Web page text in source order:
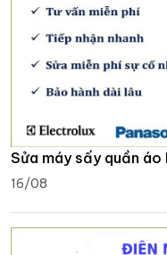
Sửa máy sấy quần
16/08